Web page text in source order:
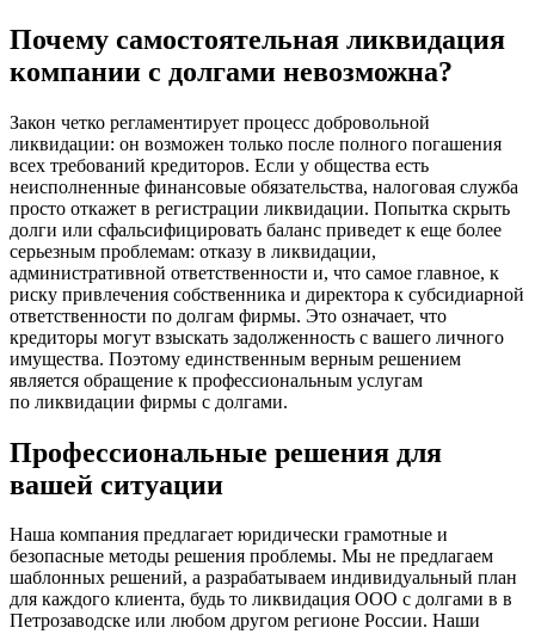
Почему самостоятельная ликвидация
компании с долгами невозможна?
Закон четко регламентирует процесс добровольной
ликвидации: он возможен только после полного погашения
всех требований кредиторов. Если у общества есть
неисполненные финансовые обязательства, налоговая служба
просто откажет в регистрации ликвидации. Попытка скрыть
долги или сфальсифицировать баланс приведет к еще более
серьезным проблемам: отказу в ликвидации,
административной ответственности и, что самое главное, к
риску привлечения собственника и директора к субсидиарной
ответственности по долгам фирмы. Это означает, что
кредиторы могут взыскать задолженность с вашего личного
имущества. Поэтому единственным верным решением
является обращение к профессиональным услугам
по ликвидации фирмы с долгами.
Профессиональные решения для
вашей ситуации
Наша компания предлагает юридически грамотные и
безопасные методы решения проблемы. Мы не предлагаем
шаблонных решений, а разрабатываем индивидуальный план
для каждого клиента, будь то ликвидация ООО с долгами в в
Петрозаводске или любом другом регионе России. Наши